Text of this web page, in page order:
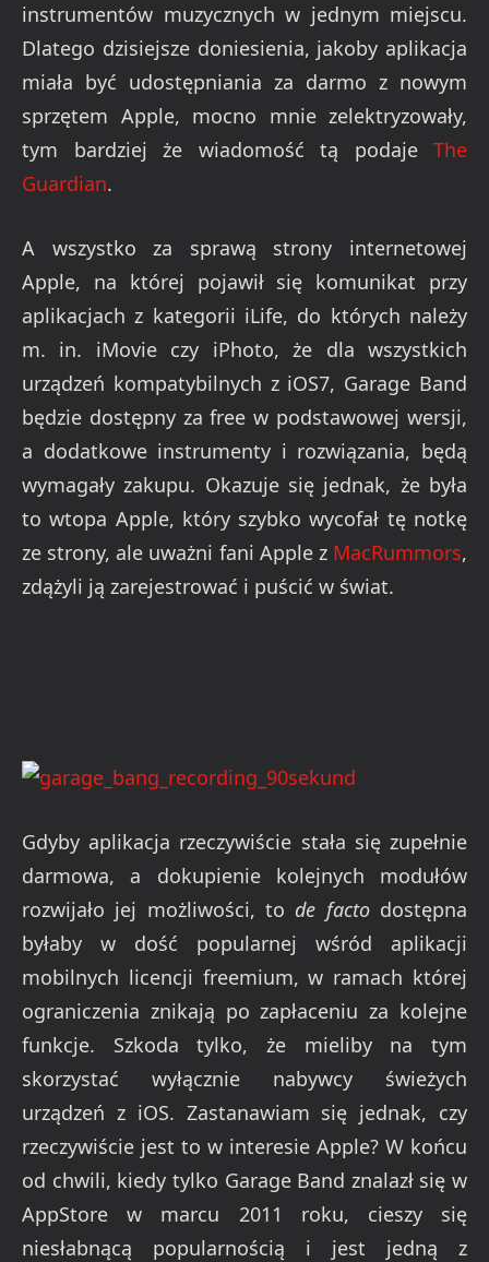
instrumentów muzycznych w jednym miejscu.
Dlatego dzisiejsze doniesienia, jakoby aplikacja
miała być udostępniania za darmo z nowym
sprzętem Apple, mocno mnie zelektryzowały,
tym bardziej że wiadomość tą podaje The
Guardian.
A wszystko za sprawą strony internetowej
Apple, na której pojawił się komunikat przy
aplikacjach z kategorii iLife, do których należy
m. in. iMovie czy iPhoto, że dla wszystkich
urządzeń kompatybilnych z iOS7, Garage Band
będzie dostępny za free w podstawowej wersji,
a dodatkowe instrumenty i rozwiązania, będą
wymagały zakupu. Okazuje się jednak, że była
to wtopa Apple, który szybko wycofał tę notkę
ze strony, ale uważni fani Apple z MacRummors,
zdążyli ją zarejestrować i puścić w świat.
Gdyby aplikacja rzeczywiście stała się zupełnie
darmowa, a dokupienie kolejnych modułów
rozwijało jej możliwości, to de factodostępna
byłaby w dość popularnej wśród aplikacji
mobilnych licencji freemium, w ramach której
ograniczenia znikają po zapłaceniu za kolejne
funkcje. Szkoda tylko, że mieliby na tym
skorzystać wyłącznie nabywcy świeżych
urządzeń z iOS. Zastanawiam się jednak, czy
rzeczywiście jest to w interesie Apple? W końcu
od chwili, kiedy tylko Garage Band znalazł się w
AppStore w marcu 2011 roku, cieszy się
niesłabnącą popularnością i jest jedną z